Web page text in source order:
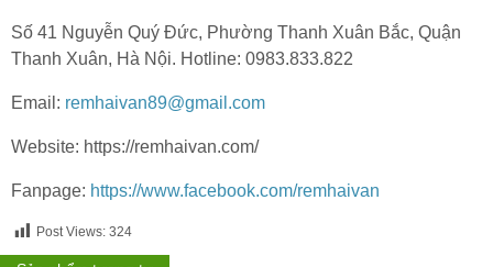
Số 41 Nguyễn Quý Đức, Phường Thanh Xuân Bắc, Quận
Thanh Xuân, Hà Nội. Hotline: 0983.833.822
Email: remhaivan89@gmail.com
Website: https://remhaivan.com/
Fanpage: https://www.facebook.com/remhaivan
Post Views: 324